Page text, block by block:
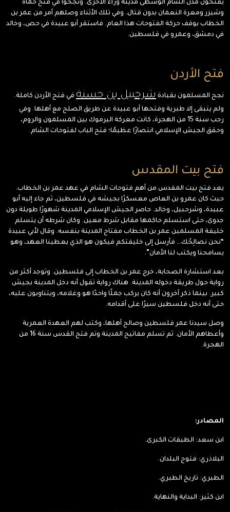
يفتحون مدن الشام الوسطى مدينة وراء الأخرى. ونجحوا في فتح حماة
وشيزر ومعرة النعمان بدون قتال. وفي تلك الأثناء وصلهم أمر من عمر بن
الخطاب بوقف حركة الفتوحات هذا العام. فاستقر أبو عبيدة في حص، وخالد
في دمشق، وعمرو في فلسطين.
فتح الأردن
نجح المسلمون بقيادة شرحبيل بن حسنة في فتح الأردن كاملة.
ولم يتبقى إلا طبرية وفتحها أبو عبيدة عن طريق الصلح مع أهلها. وفي
رجب سنة 15 من الهجرة، كانت معركة اليرموك بين المسلمون والروم،
وحقق الجيش الإسلامي انتصارًا عظيمًا؛ فتح الباب لفتوحات الشام.
فتح بيت المقدس
يعد فتح بيت المقدس من أهم فتوحات الشام في عهد عمر بن الخطاب.
حيث كان عمرو بن العاص معسكرًا بجيشه في فلسطين، ثم جاء إليه أبو
عبيدة، وشرحبيل، وخالد. حاصر الجيش الإسلامي المدينة شهورًا طويلة دون
جدوى، حتى استسلم حاكمها مقابل شرط معين. وكان شرطه أن يتسلم
خليفة المسلمين عمر بن الخطاب مفتاح المدينة بنفسه. وقال لأبي عبيدة
“نحن نصالِحُك… فأرسل إلى خليفتكم فيكون هو الذي يعطينا العهد، وهو
يسامحنا ويكتب لنا الأمان”.
بعد استشارة الصحابة، خرج عمر بن الخطاب إلى فلسطين. وتوجد أكثر من
رواية حول طريقة دخوله المدينة. هناك رواية تقول أنه دخل المدينة بجيش
كبير. بينما ذكر آخرون أنه كان يركب جملًا واحدًا هو وغلامه، ويتناوبون عليه،
حتى أنه دخل فلسطين سيرًا على أقدامه.
وصل سيدنا عمر فلسطين وصالح أهلها، وكتب لهم العهدة العمرية
وأعطاهم الأمان. ثم تسلم مفاتيح المدينة وتم فتح القدس سنة 16 من
الهجرة.
المصادر:
ابن سعد: الطبقات الكبرى.
البلاذري: فتوح البلدان.
الطبري: تاريخ الطبري.
ابن كثير: البداية والنهاية.